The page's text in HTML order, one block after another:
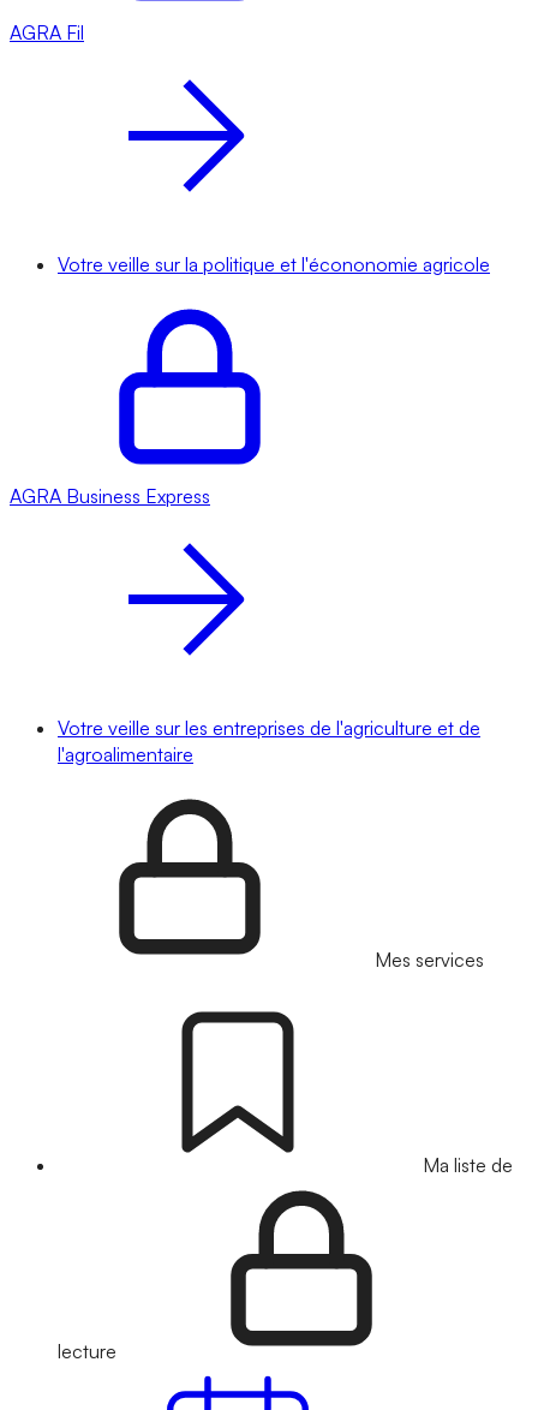
AGRA Fil
Votre veille sur la politique et l'écononomie agricole
AGRA Business Express
Votre veille sur les entreprises de l'agriculture et de
l'agroalimentaire
Mes services
Ma liste de
lecture